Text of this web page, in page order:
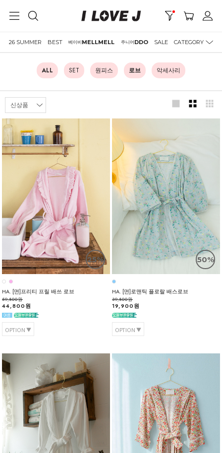
26 SUMMER BEST 베이비MELLMELL 주니어DDO SALE CATEGORY
ALL SET 원피스 로브 악세사리
25%
HA. [면]프리티 프릴 배쓰 로브
59,800원
44,800원
OPTION
50%
HA. [면]로맨틱 플로랄 배스로브
39,800원
19,900원
OPTION